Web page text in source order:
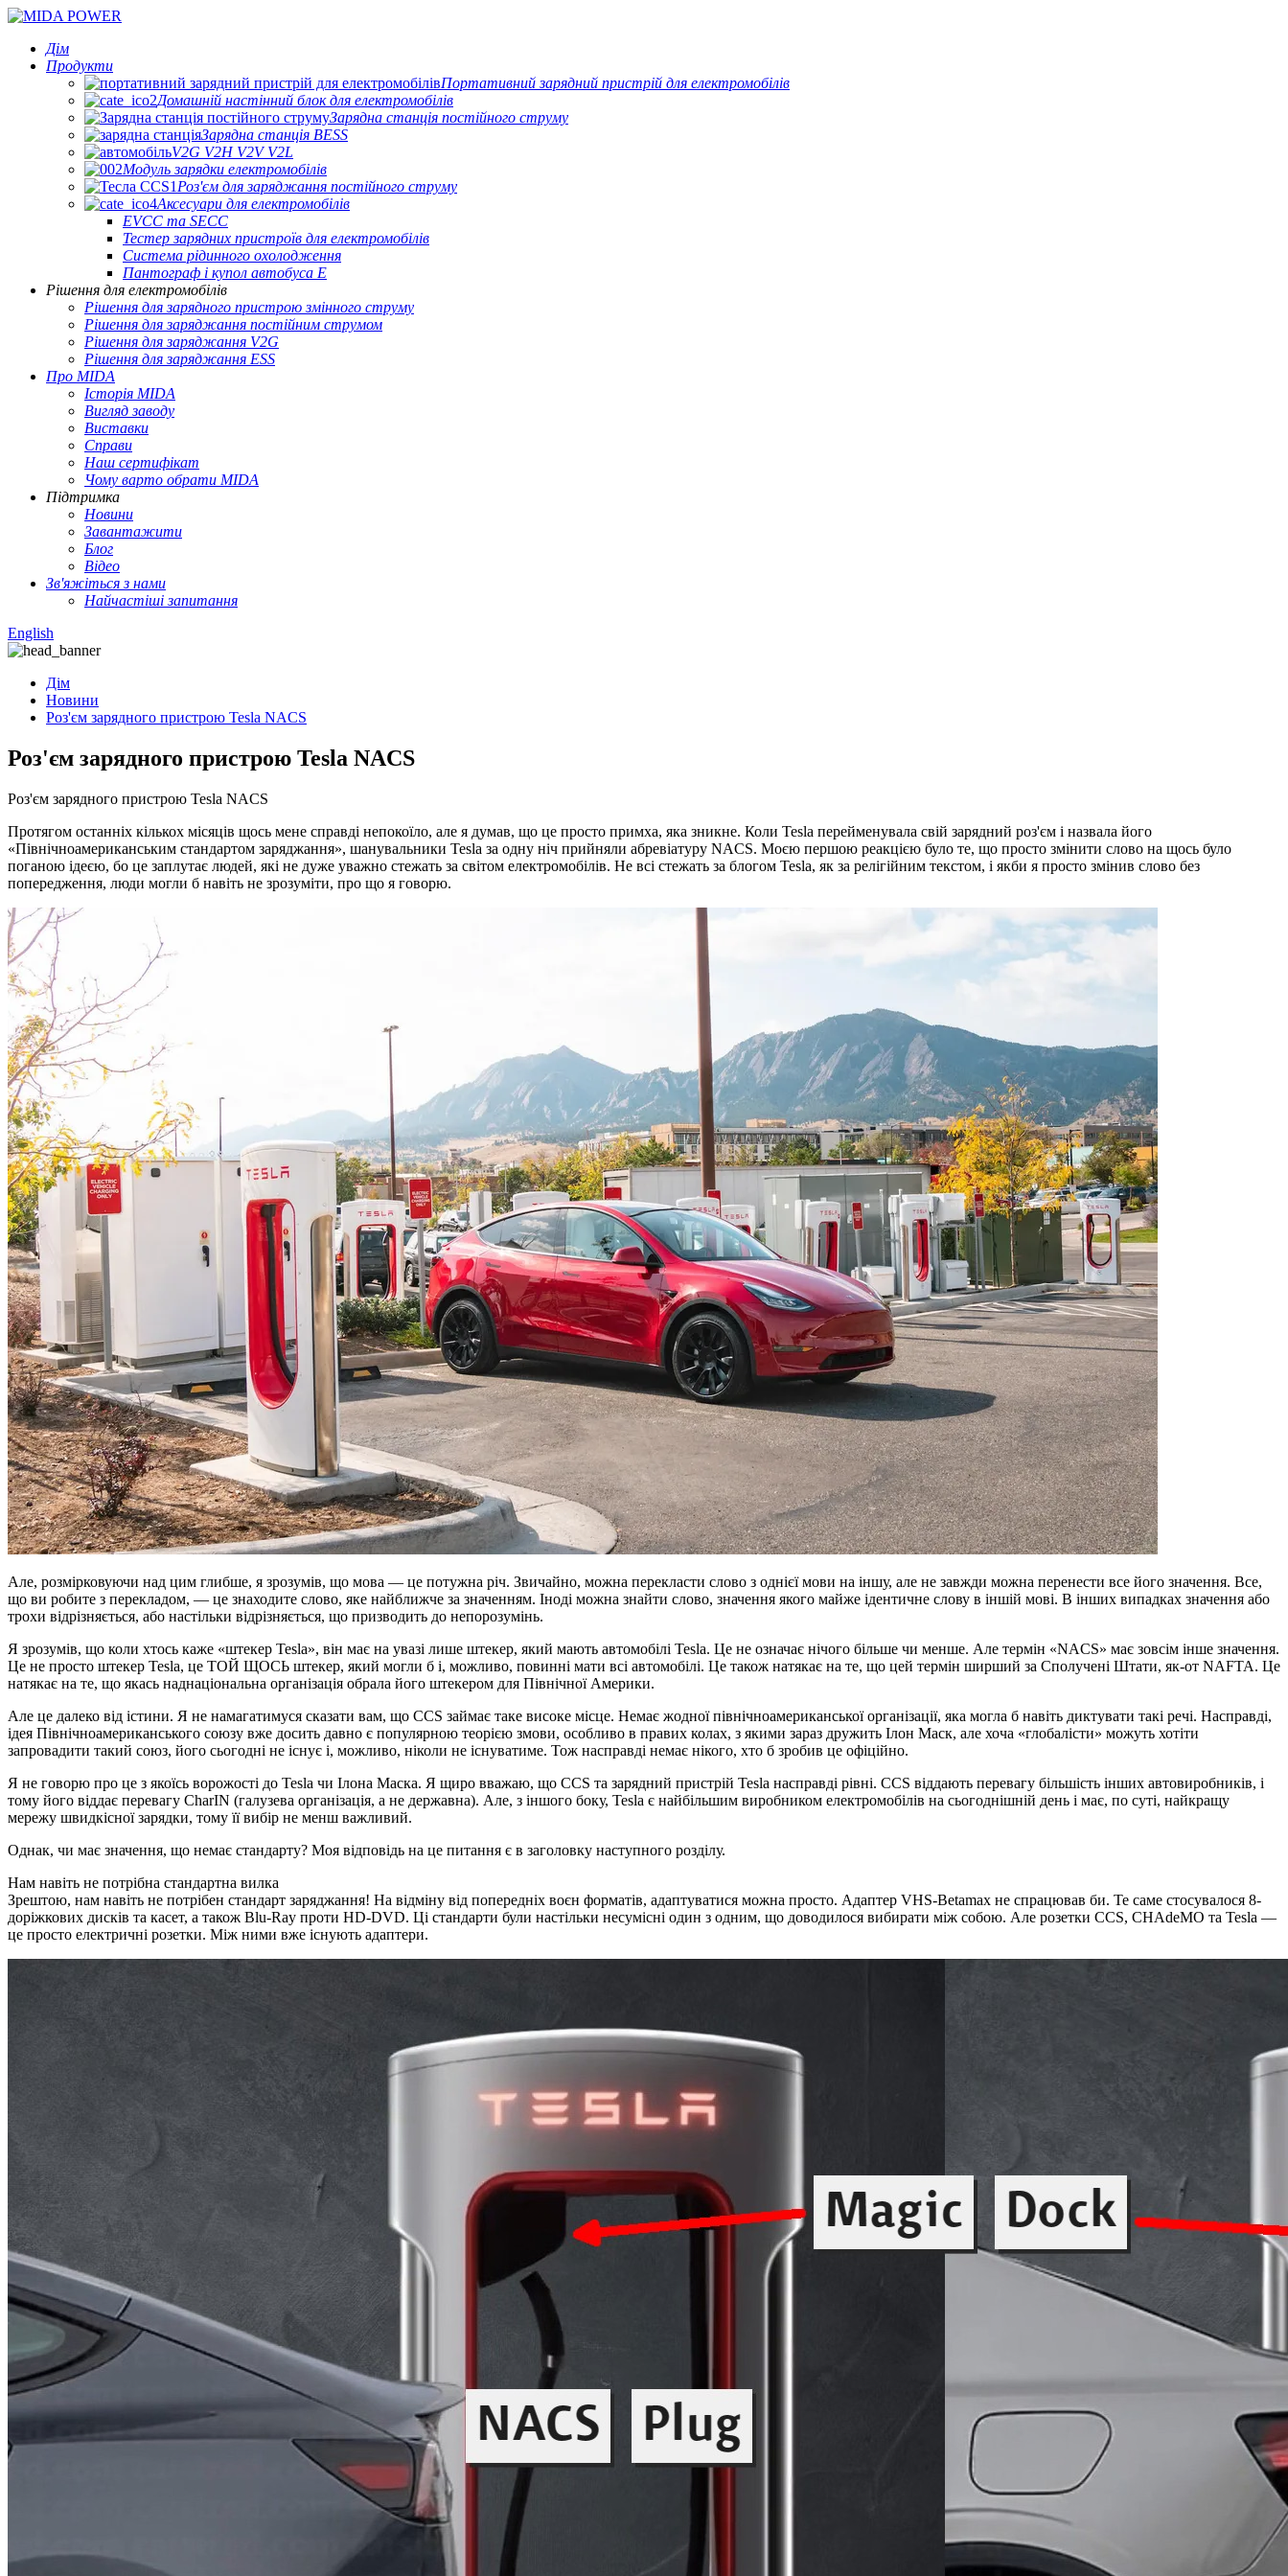
Дім
Продукти
Портативний зарядний пристрій для електромобілів
Домашній настінний блок для електромобілів
Зарядна станція постійного струму
Зарядна станція BESS
V2G V2H V2V V2L
Модуль зарядки електромобілів
Роз'єм для заряджання постійного струму
Аксесуари для електромобілів
EVCC та SECC
Тестер зарядних пристроїв для електромобілів
Система рідинного охолодження
Пантограф і купол автобуса E
Рішення для електромобілів
Рішення для зарядного пристрою змінного струму
Рішення для заряджання постійним струмом
Рішення для заряджання V2G
Рішення для заряджання ESS
Про MIDA
Історія MIDA
Вигляд заводу
Виставки
Справи
Наш сертифікат
Чому варто обрати MIDA
Підтримка
Новини
Завантажити
Блог
Відео
Зв'яжіться з нами
Найчастіші запитання
English
Дім
Новини
Роз'єм зарядного пристрою Tesla NACS
Роз'єм зарядного пристрою Tesla NACS
Роз'єм зарядного пристрою Tesla NACS
Протягом останніх кількох місяців щось мене справді непокоїло, але я думав, що це просто примха, яка зникне. Коли Tesla перейменувала свій зарядний роз'єм і назвала його
«Північноамериканським стандартом заряджання», шанувальники Tesla за одну ніч прийняли абревіатуру NACS. Моєю першою реакцією було те, що просто змінити слово на щось було
поганою ідеєю, бо це заплутає людей, які не дуже уважно стежать за світом електромобілів. Не всі стежать за блогом Tesla, як за релігійним текстом, і якби я просто змінив слово без
попередження, люди могли б навіть не зрозуміти, про що я говорю.
Але, розмірковуючи над цим глибше, я зрозумів, що мова — це потужна річ. Звичайно, можна перекласти слово з однієї мови на іншу, але не завжди можна перенести все його значення. Все,
що ви робите з перекладом, — це знаходите слово, яке найближче за значенням. Іноді можна знайти слово, значення якого майже ідентичне слову в іншій мові. В інших випадках значення або
трохи відрізняється, або настільки відрізняється, що призводить до непорозумінь.
Я зрозумів, що коли хтось каже «штекер Tesla», він має на увазі лише штекер, який мають автомобілі Tesla. Це не означає нічого більше чи менше. Але термін «NACS» має зовсім інше значення.
Це не просто штекер Tesla, це ТОЙ ЩОСЬ штекер, який могли б і, можливо, повинні мати всі автомобілі. Це також натякає на те, що цей термін ширший за Сполучені Штати, як-от NAFTA. Це
натякає на те, що якась наднаціональна організація обрала його штекером для Північної Америки.
Але це далеко від істини. Я не намагатимуся сказати вам, що CCS займає таке високе місце. Немає жодної північноамериканської організації, яка могла б навіть диктувати такі речі. Насправді,
ідея Північноамериканського союзу вже досить давно є популярною теорією змови, особливо в правих колах, з якими зараз дружить Ілон Маск, але хоча «глобалісти» можуть хотіти
запровадити такий союз, його сьогодні не існує і, можливо, ніколи не існуватиме. Тож насправді немає нікого, хто б зробив це офіційно.
Я не говорю про це з якоїсь ворожості до Tesla чи Ілона Маска. Я щиро вважаю, що CCS та зарядний пристрій Tesla насправді рівні. CCS віддають перевагу більшість інших автовиробників, і
тому його віддає перевагу CharIN (галузева організація, а не державна). Але, з іншого боку, Tesla є найбільшим виробником електромобілів на сьогоднішній день і має, по суті, найкращу
мережу швидкісної зарядки, тому її вибір не менш важливий.
Однак, чи має значення, що немає стандарту? Моя відповідь на це питання є в заголовку наступного розділу.
Нам навіть не потрібна стандартна вилка
Зрештою, нам навіть не потрібен стандарт заряджання! На відміну від попередніх воєн форматів, адаптуватися можна просто. Адаптер VHS-Betamax не спрацював би. Те саме стосувалося 8-
доріжкових дисків та касет, а також Blu-Ray проти HD-DVD. Ці стандарти були настільки несумісні один з одним, що доводилося вибирати між собою. Але розетки CCS, CHAdeMO та Tesla —
це просто електричні розетки. Між ними вже існують адаптери.